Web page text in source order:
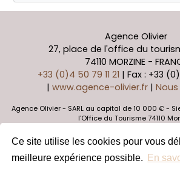
Ce site utilise les cookies pour vous
meilleure expérience possible.
En
Agence Olivier
27, place de l'office du
74110 MORZINE-
+33 (0)4 50 79 11 21 | Fax : +33
| www.agence-olivier.fr |
Agence Olivier - SARL au capital de 10 000 € -
l'Office du Tourisme 74110
Caisse de garantie Galian 2 980 000 euros -
SIRET 788 863 546 000 16 - APE
Réservation